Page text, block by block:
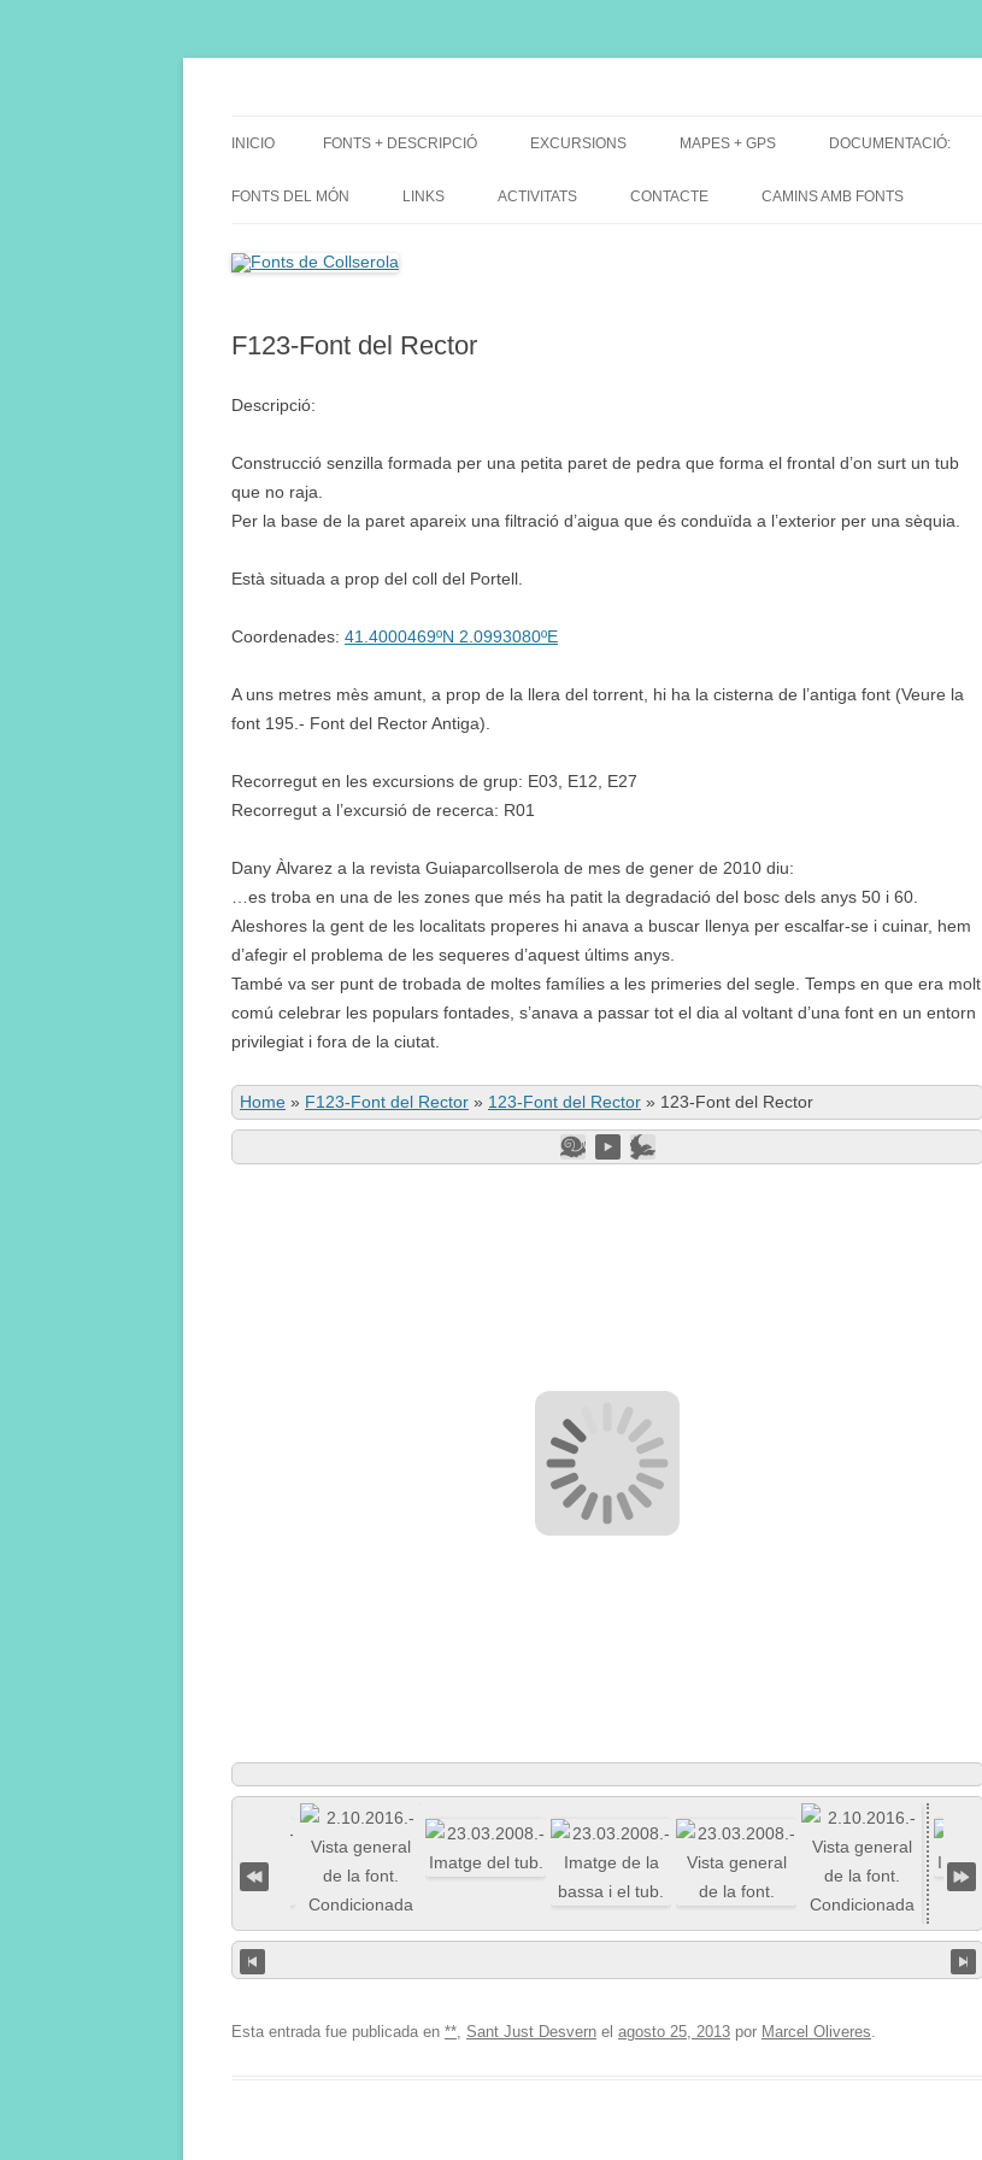
INICIO FONTS + DESCRIPCIÓ EXCURSIONS
DE GRUP
MAPES + GPS
MAPES EXCURSIONS
DOCUMENTACIÓ:
FONTS DEL MÓN LINKS ACTIVITATS CONTACTE CAMINS AMB FONTS
F123-Font del Rector
Descripció:
Construcció senzilla formada per una petita paret de pedra que forma el frontal d’on surt un tub
que no raja.
Per la base de la paret apareix una filtració d’aigua que és conduïda a l’exterior per una sèquia.
Està situada a prop del coll del Portell.
Coordenades: 41.4000469ºN 2.0993080ºE
A uns metres mès amunt, a prop de la llera del torrent, hi ha la cisterna de l’antiga font (Veure la
font 195.- Font del Rector Antiga).
Recorregut en les excursions de grup: E03, E12, E27
Recorregut a l’excursió de recerca: R01
Dany Àlvarez a la revista Guiaparcollserola de mes de gener de 2010 diu:
…es troba en una de les zones que més ha patit la degradació del bosc dels anys 50 i 60.
Aleshores la gent de les localitats properes hi anava a buscar llenya per escalfar-se i cuinar, hem
d’afegir el problema de les sequeres d’aquest últims anys.
També va ser punt de trobada de moltes famílies a les primeries del segle. Temps en que era molt
comú celebrar les populars fontades, s’anava a passar tot el dia al voltant d’una font en un entorn
privilegiat i fora de la ciutat.
Home » F123-Font del Rector » 123-Font del Rector » 123-Font del Rector
Esta entrada fue publicada en **, Sant Just Desvern el agosto 25, 2013 por Marcel Oliveres.